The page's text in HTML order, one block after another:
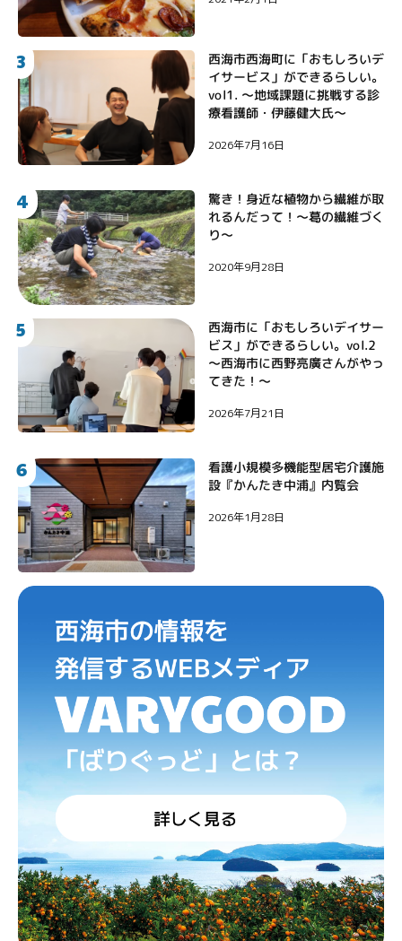
3
西海市西海町に「おもしろいデ
イサービス」ができるらしい。
vol1. 〜地域課題に挑戦する診
療看護師・伊藤健大氏〜
2026年7月16日
4
驚き！身近な植物から繊維が取
れるんだって！〜葛の繊維づく
り〜
2020年9月28日
5 西海市に「おもしろいデイサー
ビス」ができるらしい。vol.2
〜西海市に西野亮廣さんがやっ
てきた！〜
2026年7月21日
6 看護小規模多機能型居宅介護施
設『かんたき中浦』内覧会
2026年1月28日